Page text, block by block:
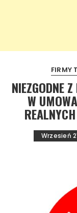
FIRMY
NIEZGODNE
W
Wrzesień